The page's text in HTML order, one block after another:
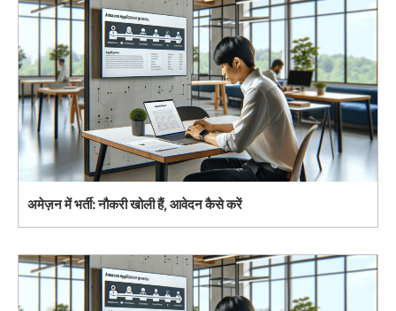
अमेज़न में भर्ती: नौकरी खोली हैं, आवेदन कैसे करें